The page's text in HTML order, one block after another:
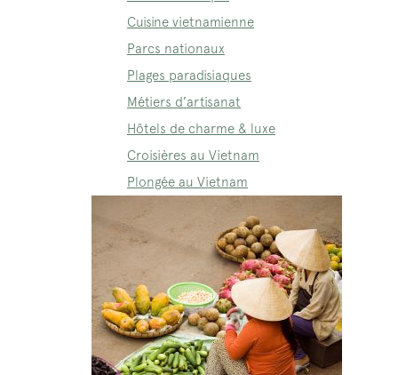
Cuisine vietnamienne
Parcs nationaux
Plages paradisiaques
Métiers d’artisanat
Hôtels de charme & luxe
Croisières au Vietnam
Plongée au Vietnam